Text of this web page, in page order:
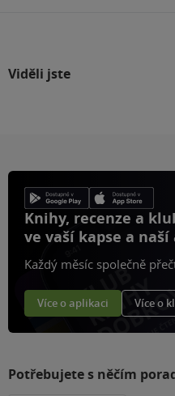
Viděli jste
Knihy, recenze a
ve vaší kapse a naší
Každý měsíc společně
Více o aplikaci Více o
Potřebujete s něčím